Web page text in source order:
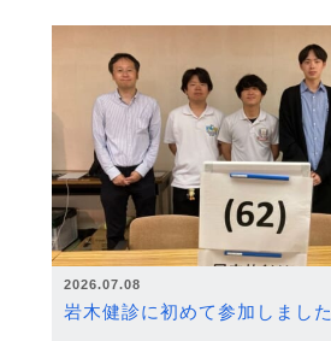
2026.07.08
岩木健診に初めて参加しました